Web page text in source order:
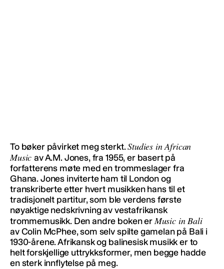
To bøker påvirket meg sterkt.Studies in African
Musicav A.M. Jones, fra 1955, er basert på
forfatterens møte med en trommeslager fra
Ghana. Jones inviterte ham til London og
transkriberte etter hvert musikken hans til et
tradisjonelt partitur, som ble verdens første
nøyaktige nedskrivning av vestafrikansk
trommemusikk. Den andre boken erMusic in Bali
av Colin McPhee, som selv spilte gamelan på Bali i
1930-årene. Afrikansk og balinesisk musikk er to
helt forskjellige uttrykksformer, men begge hadde
en sterk innflytelse på meg.